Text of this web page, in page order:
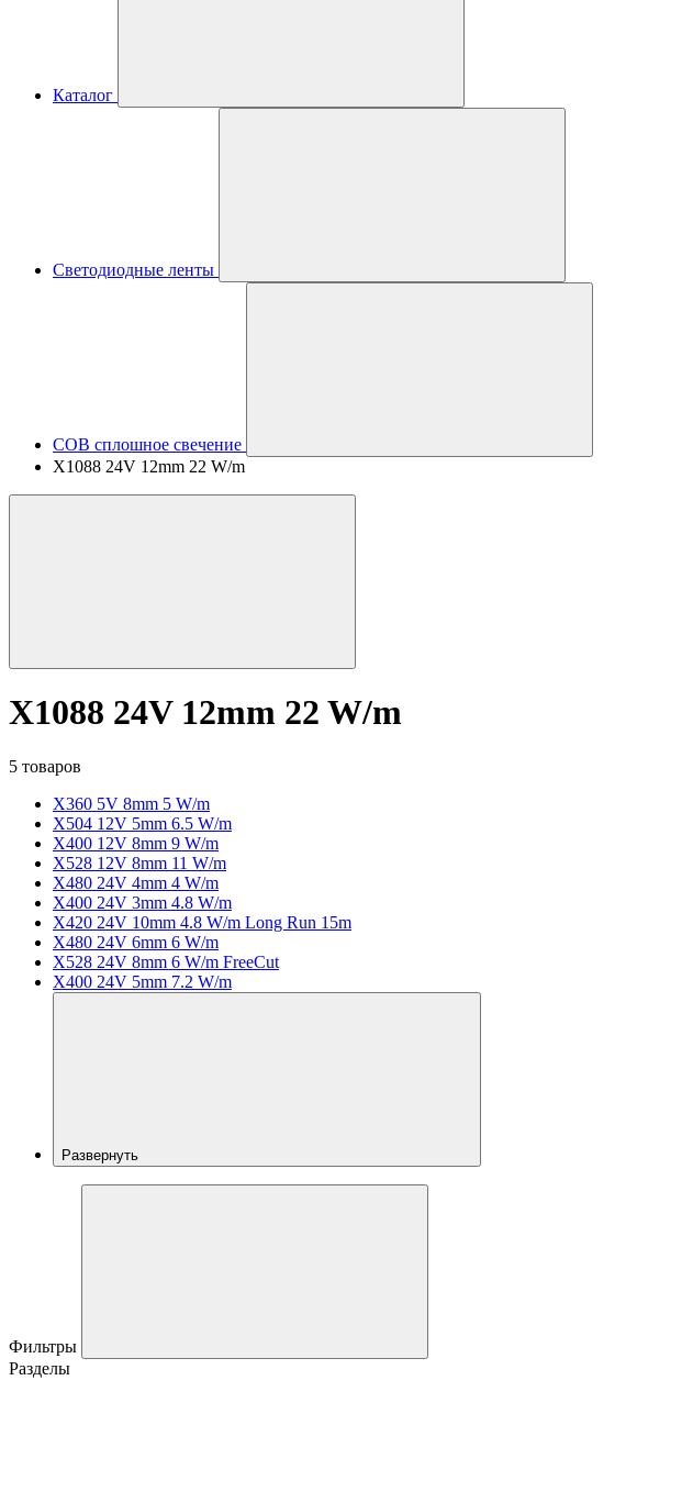
Каталог
Светодиодные ленты
COB сплошное свечение
X1088 24V 12mm 22 W/m
X1088 24V 12mm 22 W/m
5 товаров
X360 5V 8mm 5 W/m
X504 12V 5mm 6.5 W/m
X400 12V 8mm 9 W/m
X528 12V 8mm 11 W/m
X480 24V 4mm 4 W/m
X400 24V 3mm 4.8 W/m
X420 24V 10mm 4.8 W/m Long Run 15m
X480 24V 6mm 6 W/m
X528 24V 8mm 6 W/m FreeCut
X400 24V 5mm 7.2 W/m
Развернуть
Фильтры
Разделы